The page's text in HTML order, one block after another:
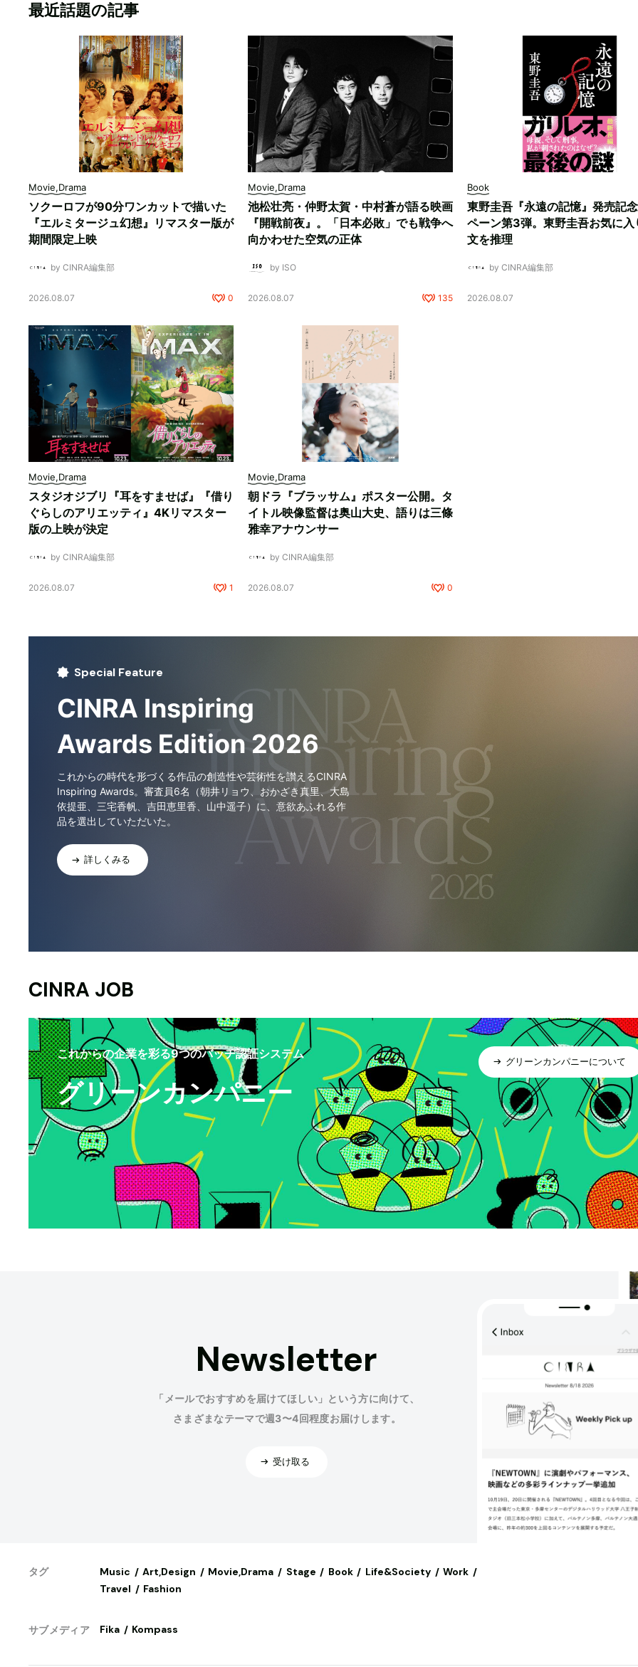
最近話題の記事
Movie,Drama
ソクーロフが90分ワンカットで描いた
『エルミタージュ幻想』リマスター版が
期間限定上映
by CINRA編集部
2026.08.07 0
Movie,Drama
池松壮亮・仲野太賀・中村蒼が語る映画
『開戦前夜』。「日本必敗」でも戦争へ
向かわせた空気の正体
by ISO
2026.08.07 135
Book
東野圭吾『永遠の記憶』発売記
ペーン第3弾。東野圭吾お気に入
文を推理
by CINRA編集部
2026.08.07
Movie,Drama
スタジオジブリ『耳をすませば』『借り
ぐらしのアリエッティ』4Kリマスター
版の上映が決定
by CINRA編集部
2026.08.07 1
Movie,Drama
朝ドラ『ブラッサム』ポスター公開。タ
イトル映像監督は奥山大史、語りは三條
雅幸アナウンサー
by CINRA編集部
2026.08.07 0
Special Feature
CINRA Inspiring
Awards Edition 2026
これからの時代を形づくる作品の創造性や芸術性を讃えるCINRA
Inspiring Awards。審査員6名（朝井リョウ、おかざき真里、大島
依提亜、三宅香帆、吉田恵里香、山中遥子）に、意欲あふれる作
品を選出していただいた。
詳しくみる
CINRA JOB
これからの企業を彩る9つのバッヂ認証システム
グリーンカンパニー
グリーンカンパニーについて
Newsletter
「メールでおすすめを届けてほしい」という方に向けて、
さまざまなテーマで週3〜4回程度お届けします。
受け取る
タグ Music Art,Design Movie,Drama Stage Book Life&Society
Work
Travel
Fashion
サブメディア Fika Kompass